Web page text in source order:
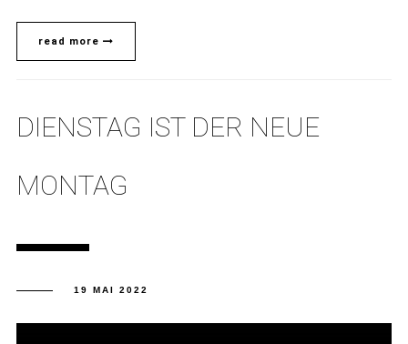
read more
DIENSTAG IST DER NEUE
MONTAG
19 MAI 2022